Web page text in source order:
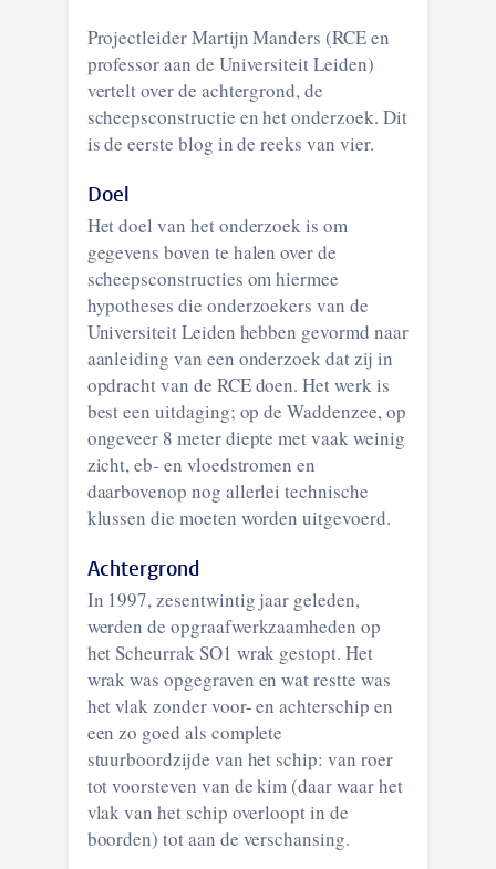
Project­leider Martijn Manders (RCEen
professor aan de Universiteit Leiden)
vertelt over de achtergrond, de
scheepsconstructie en het onderzoek. Dit
is de eerste blog in de reeks van vier.
Doel
Het doel van het onderzoek is om
gegevens boven te halen over de
scheepsconstructies om hiermee
hypotheses die onderzoekers van de
Universiteit Leiden hebben gevormd naar
aanleiding van een onderzoek dat zij in
opdracht van de RCEdoen. Het werk is
best een uitdaging; op de Waddenzee, op
ongeveer 8 meter diepte met vaak weinig
zicht, eb- en vloedstromen en
daarbovenop nog allerlei technische
klussen die moeten worden uitgevoerd.
Achtergrond
In 1997, zesentwintig jaar geleden,
werden de opgraafwerkzaamheden op
het Scheurrak SO1 wrak gestopt. Het
wrak was opgegraven en wat restte was
het vlak zonder voor- en achterschip en
een zo goed als complete
stuurboordzijde van het schip: van roer
tot voorsteven van de kim (daar waar het
vlak van het schip overloopt in de
boorden) tot aan de verschansing.